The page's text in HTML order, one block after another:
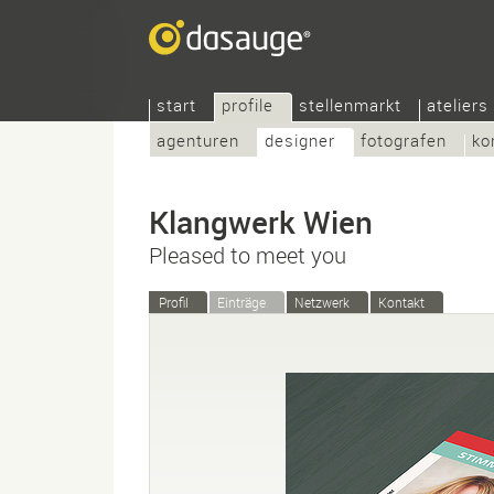
start
profile
agenturen
designer fotografen
stellenmarkt ateliers
Klangwerk Wien
Pleased to meet you
Profil Einträge Netzwerk Kontakt